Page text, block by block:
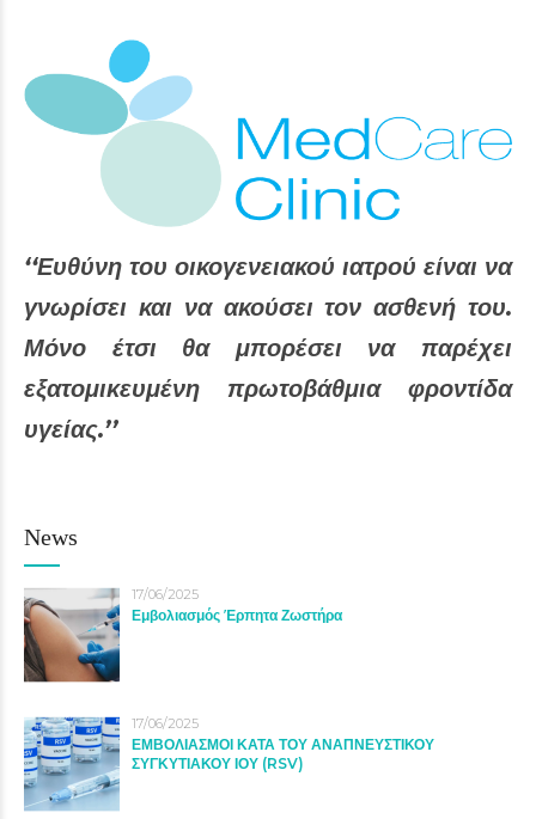
‘‘Ευθύνη του οικογενειακού ιατρού είναι να
γνωρίσει και να ακούσει τον ασθενή του.
Μόνο έτσι θα μπορέσει να παρέχει
εξατομικευμένη πρωτοβάθμια φροντίδα
υγείας.’’
News
17/06/2025
Εμβολιασμός Έρπητα Ζωστήρα
17/06/2025
ΕΜΒΟΛΙΑΣΜΟΙ ΚΑΤΑ ΤΟΥ ΑΝΑΠΝΕΥΣΤΙΚΟΥ
ΣΥΓΚΥΤΙΑΚΟΥ ΙΟΥ (RSV)